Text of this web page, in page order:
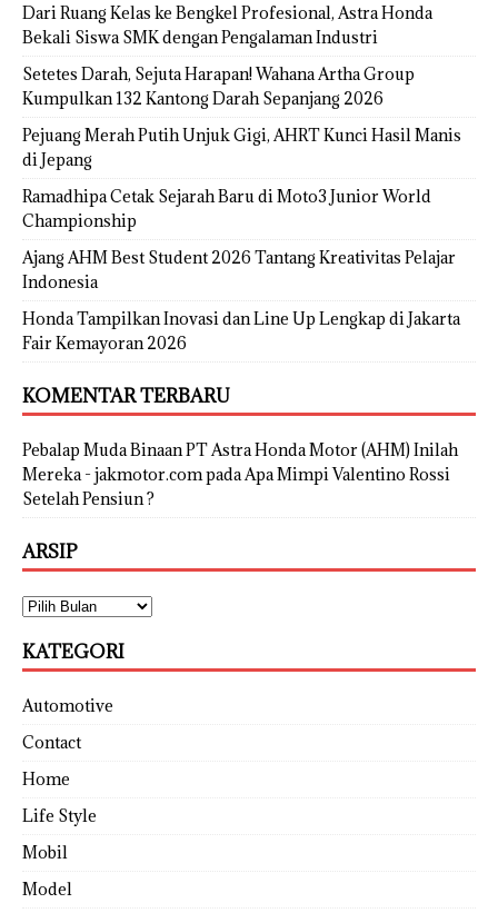
Dari Ruang Kelas ke Bengkel Profesional, Astra Honda
Bekali Siswa SMK dengan Pengalaman Industri
Setetes Darah, Sejuta Harapan! Wahana Artha Group
Kumpulkan 132 Kantong Darah Sepanjang 2026
Pejuang Merah Putih Unjuk Gigi, AHRT Kunci Hasil Manis
di Jepang
Ramadhipa Cetak Sejarah Baru di Moto3 Junior World
Championship
Ajang AHM Best Student 2026 Tantang Kreativitas Pelajar
Indonesia
Honda Tampilkan Inovasi dan Line Up Lengkap di Jakarta
Fair Kemayoran 2026
KOMENTAR TERBARU
Pebalap Muda Binaan PT Astra Honda Motor (AHM) Inilah
Mereka - jakmotor.compadaApa Mimpi Valentino Rossi
Setelah Pensiun ?
ARSIP
KATEGORI
Automotive
Contact
Home
Life Style
Mobil
Model